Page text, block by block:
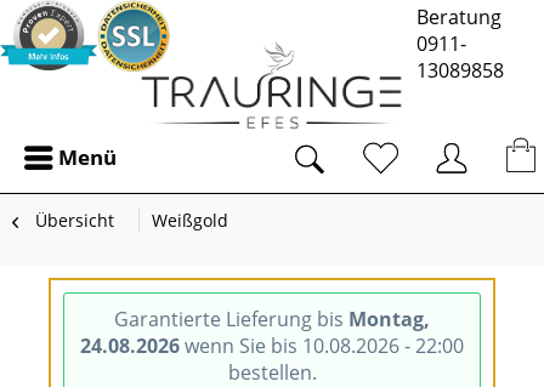
Beratung
0911-
13089858
Menü
Übersicht Weißgold
Garantierte Lieferung bis Montag,
24.08.2026wenn Sie bis 10.08.2026 - 22:00
bestellen.